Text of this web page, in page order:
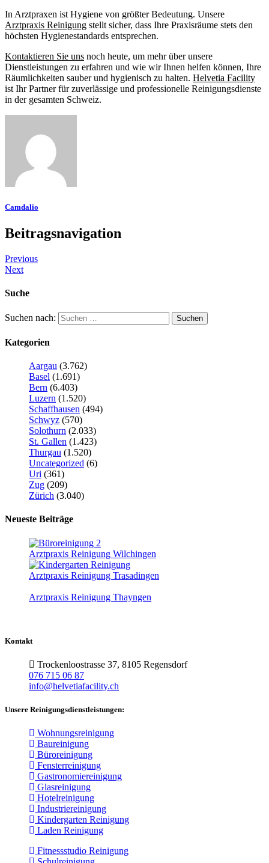
In Arztpraxen ist Hygiene von größter Bedeutung. Unsere
Arztpraxis Reinigung stellt sicher, dass Ihre Praxisräume stets den
höchsten Hygienestandards entsprechen.
Kontaktieren Sie uns noch heute, um mehr über unsere
Dienstleistungen zu erfahren und wie wir Ihnen helfen können, Ihre
Räumlichkeiten sauber und hygienisch zu halten. Helvetia Facility
ist Ihr Partner für zuverlässige und professionelle Reinigungsdienste
in der gesamten Schweiz.
Camdalio
Beitragsnavigation
Previous
Next
Suche
Suchen nach:
Kategorien
Aargau (3.762)
Basel (1.691)
Bern (6.403)
Luzern (1.520)
Schaffhausen (494)
Schwyz (570)
Solothurn (2.033)
St. Gallen (1.423)
Thurgau (1.520)
Uncategorized (6)
Uri (361)
Zug (209)
Zürich (3.040)
Neueste Beiträge
Arztpraxis Reinigung Wilchingen
Arztpraxis Reinigung Trasadingen
Arztpraxis Reinigung Thayngen
Kontakt
Trockenloostrasse 37, 8105 Regensdorf
076 715 06 87
info@helvetiafacility.ch
Unsere Reinigungsdienstleistungen:
Wohnungsreinigung
Baureinigung
Büroreinigung
Fensterreinigung
Gastronomiereinigung
Glasreinigung
Hotelreinigung
Industriereinigung
Kindergarten Reinigung
Laden Reinigung
Fitnessstudio Reinigung